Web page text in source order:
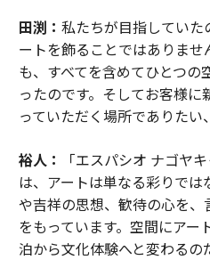
田渕： 私たちが目指してい
ートを飾ることではありませ
も、すべてを含めてひとつ
ったのです。そしてお客様
っていただく場所でありたい
裕人：
「エスパシオ ナゴヤ
は、アートは単なる彩りで
や吉祥の思想、歓待の心を
をもっています。空間にアー
泊から文化体験へと変わるの